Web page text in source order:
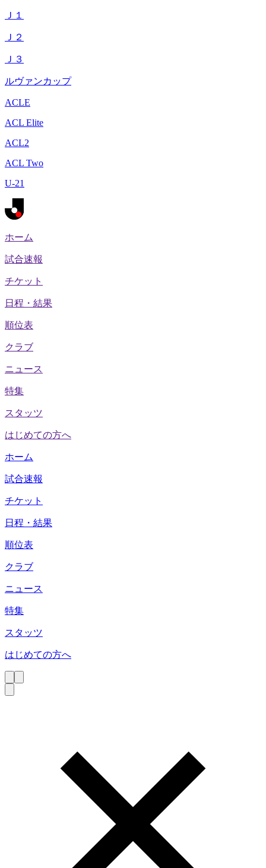
Ｊ１
Ｊ２
Ｊ３
ルヴァンカップ
ACLE
ACL Elite
ACL2
ACL Two
U-21
ホーム
試合速報
チケット
日程・結果
順位表
クラブ
ニュース
特集
スタッツ
はじめての方へ
ホーム
試合速報
チケット
日程・結果
順位表
クラブ
ニュース
特集
スタッツ
はじめての方へ